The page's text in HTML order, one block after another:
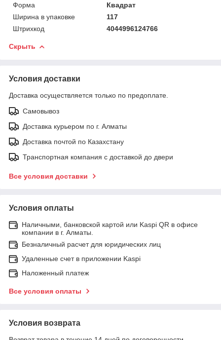
Форма
Квадрат
Ширина в упаковке
117
Штрихкод
4044996124766
Скрыть
Условия доставки
Доставка осуществляется только по предоплате.
Самовывоз
Доставка курьером по г. Алматы
Доставка почтой по Казахстану
Транспортная компания с доставкой до двери
Все условия доставки
Условия оплаты
Наличными, банковской картой или Kaspi QR в офисе
компании в г. Алматы.
Безналичный расчет для юридических лиц
Удаленные счет в приложении Kaspi
Наложенный платеж
Все условия оплаты
Условия возврата